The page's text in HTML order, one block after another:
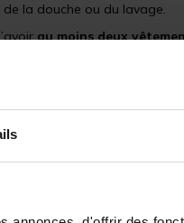
la douche ou du lavage.
au moins deux
pas seulement à contrôler le